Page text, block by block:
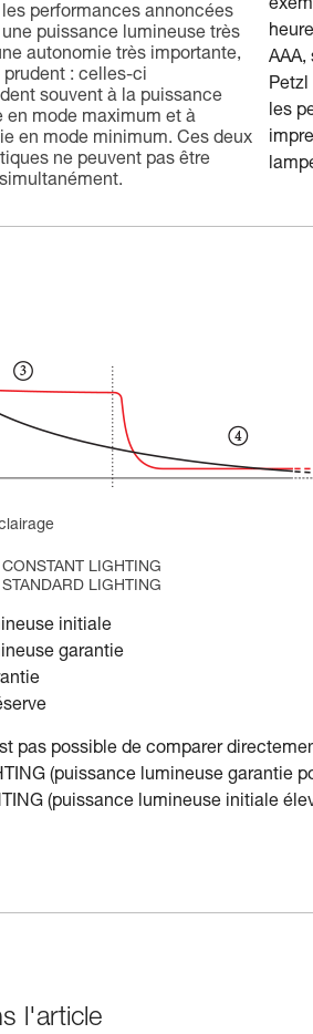
les performances annoncées
puissance lumineuse très
autonomie très importante,
prudent : celles-ci
souvent à la puissance
en mode maximum et à
en mode minimum. Ces deux
ne peuvent pas être
AAA,
les
LIGHTING
LIGHTING
initiale
garantie
pas possible de comparer
(puissance lumineuse garantie
(puissance lumineuse initiale
l'article